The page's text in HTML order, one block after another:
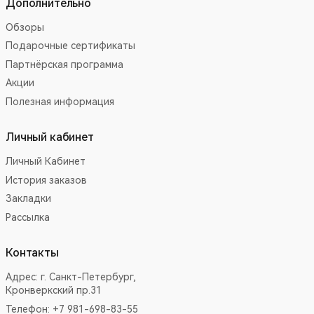
Дополнительно
Обзоры
Подарочные сертификаты
Партнёрская программа
Акции
Полезная информация
Личный кабинет
Личный Кабинет
История заказов
Закладки
Рассылка
Контакты
Адрес: г. Санкт-Петербург,
Кронверкский пр.31
Телефон: +7 981-698-83-55